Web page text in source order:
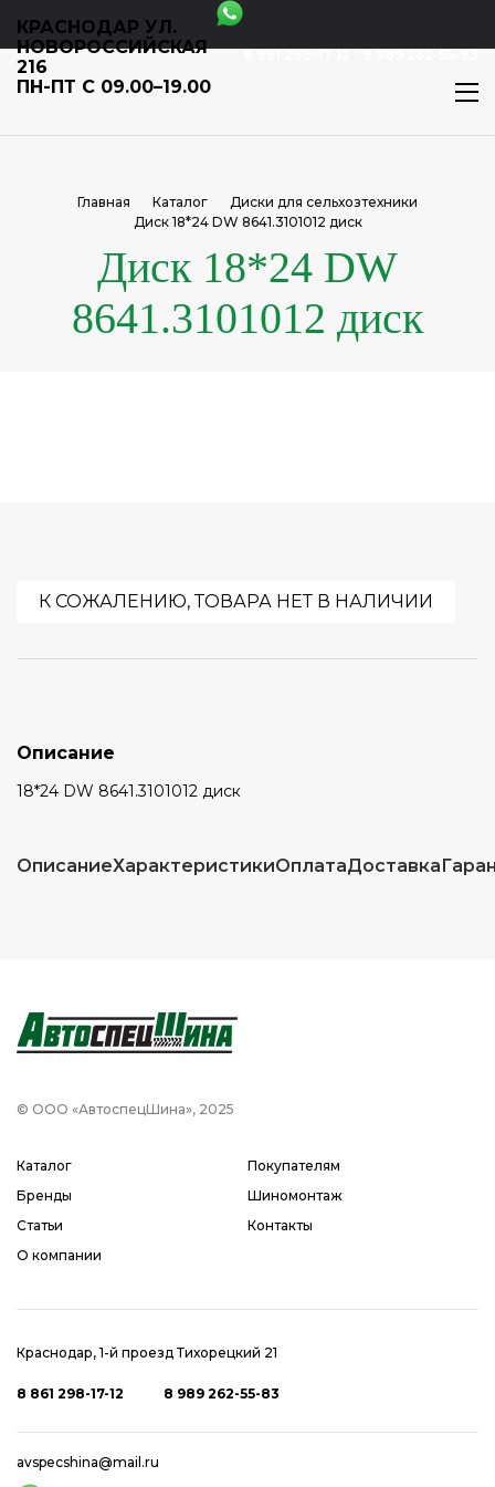
КРАСНОДАР УЛ.
НОВОРОССИЙСКАЯ
216
ПН-ПТ С 09.00–19.00
8 861 298-17-12 8 989 262-55-83
Главная Каталог
Диски для сельхозтехники
Диск 18*24 DW 8641.3101012 диск
Диск 18*24 DW
8641.3101012 диск
К СОЖАЛЕНИЮ, ТОВАРА НЕТ В НАЛИЧИИ
Описание
18*24 DW 8641.3101012 диск
ОписаниеХарактеристикиОплатаДоставка
© ООО «АвтоспецШина», 2025
Каталог
Бренды
Статьи
О компании
Покупателям
Шиномонтаж
Контакты
Краснодар, 1-й проезд Тихорецкий 21
8 861 298-17-12 8 989 262-55-83
avspecshina@mail.ru